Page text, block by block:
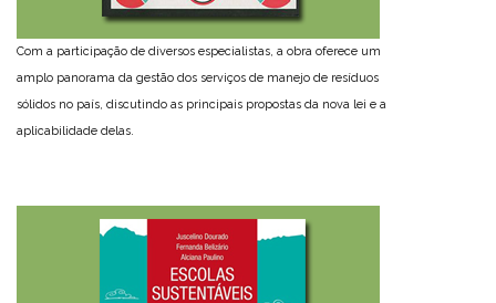
Com a participação de diversos especialistas, a obra oferece um
amplo panorama da gestão dos serviços de manejo de resíduos
sólidos no país, discutindo as principais propostas da nova lei e a
aplicabilidade delas.